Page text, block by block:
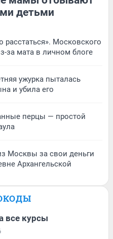
детьми
Московского
за мата в личном блоге
ужурка пыталась
и убила его
перцы — простой
Москвы за свои деньги
Архангельской
все курсы